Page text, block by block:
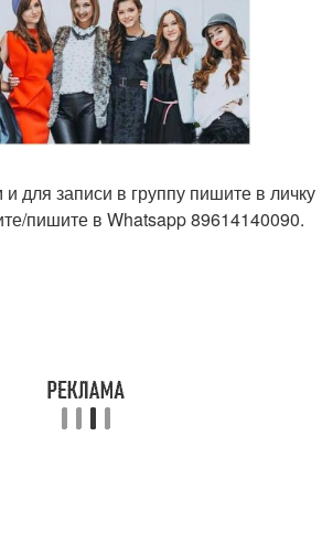
для записи в группу пишите в личку
пишите в Whatsapp 89614140090.